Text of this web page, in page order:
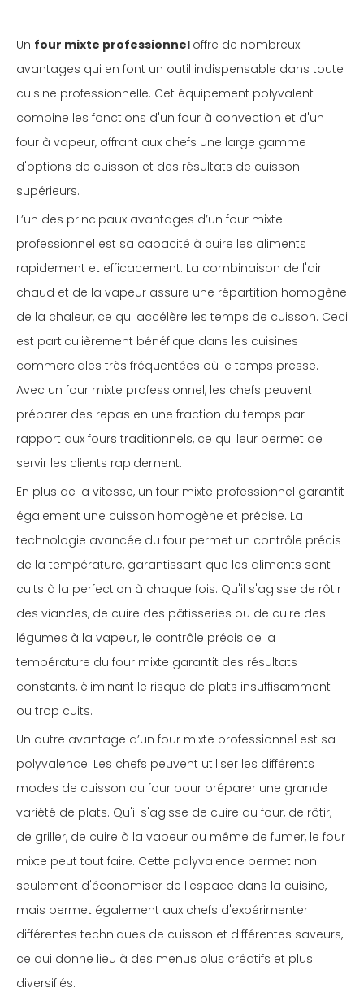
Un four mixte professionnel offre de nombreux
avantages qui en font un outil indispensable dans toute
cuisine professionnelle. Cet équipement polyvalent
combine les fonctions d'un four à convection et d'un
four à vapeur, offrant aux chefs une large gamme
d'options de cuisson et des résultats de cuisson
supérieurs.
L’un des principaux avantages d’un four mixte
professionnel est sa capacité à cuire les aliments
rapidement et efficacement. La combinaison de l'air
chaud et de la vapeur assure une répartition homogène
de la chaleur, ce qui accélère les temps de cuisson. Ceci
est particulièrement bénéfique dans les cuisines
commerciales très fréquentées où le temps presse.
Avec un four mixte professionnel, les chefs peuvent
préparer des repas en une fraction du temps par
rapport aux fours traditionnels, ce qui leur permet de
servir les clients rapidement.
En plus de la vitesse, un four mixte professionnel garantit
également une cuisson homogène et précise. La
technologie avancée du four permet un contrôle précis
de la température, garantissant que les aliments sont
cuits à la perfection à chaque fois. Qu'il s'agisse de rôtir
des viandes, de cuire des pâtisseries ou de cuire des
légumes à la vapeur, le contrôle précis de la
température du four mixte garantit des résultats
constants, éliminant le risque de plats insuffisamment
ou trop cuits.
Un autre avantage d’un four mixte professionnel est sa
polyvalence. Les chefs peuvent utiliser les différents
modes de cuisson du four pour préparer une grande
variété de plats. Qu'il s'agisse de cuire au four, de rôtir,
de griller, de cuire à la vapeur ou même de fumer, le four
mixte peut tout faire. Cette polyvalence permet non
seulement d'économiser de l'espace dans la cuisine,
mais permet également aux chefs d'expérimenter
différentes techniques de cuisson et différentes saveurs,
ce qui donne lieu à des menus plus créatifs et plus
diversifiés.